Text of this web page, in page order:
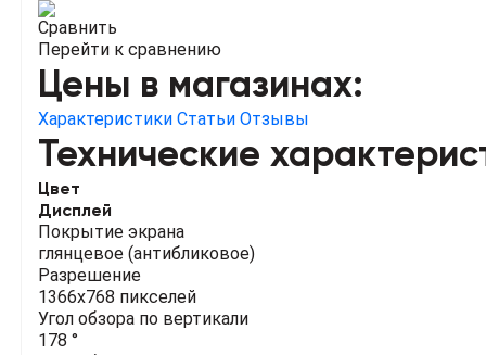
Сравнить
Перейти к сравнению
Цены в магазинах:
Характеристики Статьи Отзывы
Технические
Цвет
Дисплей
Покрытие экрана
глянцевое (антибликовое)
Разрешение
1366x768 пикселей
Угол обзора по вертикали
178 °